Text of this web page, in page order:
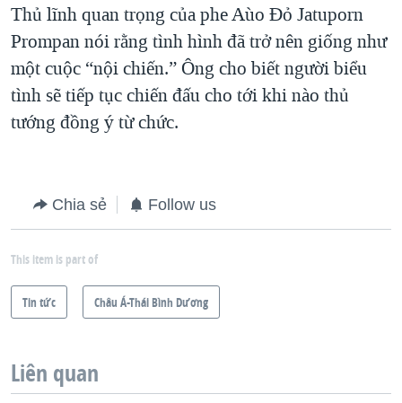
Thủ lĩnh quan trọng của phe Aùo Đỏ Jatuporn
Prompan nói rằng tình hình đã trở nên giống như
một cuộc “nội chiến.” Ông cho biết người biểu
tình sẽ tiếp tục chiến đấu cho tới khi nào thủ
tướng đồng ý từ chức.
Chia sẻ Follow us
This item is part of
Tin tức Châu Á-Thái Bình Dương
Liên quan